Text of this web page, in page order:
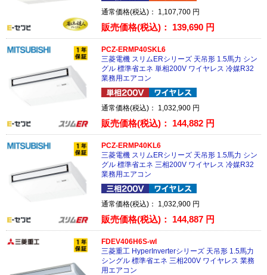
通常価格(税込)： 1,107,700 円
販売価格(税込)： 139,690 円
PCZ-ERMP40SKL6
三菱電機 スリムERシリーズ 天吊形 1.5馬力 シン
グル 標準省エネ 単相200V ワイヤレス 冷媒R32
業務用エアコン
通常価格(税込)： 1,032,900 円
販売価格(税込)： 144,882 円
PCZ-ERMP40KL6
三菱電機 スリムERシリーズ 天吊形 1.5馬力 シン
グル 標準省エネ 三相200V ワイヤレス 冷媒R32
業務用エアコン
通常価格(税込)： 1,032,900 円
販売価格(税込)： 144,887 円
FDEV406H6S-wl
三菱重工 HyperInverterシリーズ 天吊形 1.5馬力
シングル 標準省エネ 三相200V ワイヤレス 業務
用エアコン